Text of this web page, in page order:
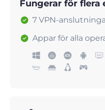
Fungerar för
7 VPN-
Appar för alla